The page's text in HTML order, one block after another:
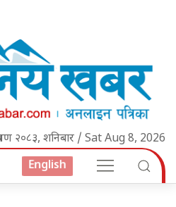
२०८३, शनिबार / Sat Aug 8, 2026
English